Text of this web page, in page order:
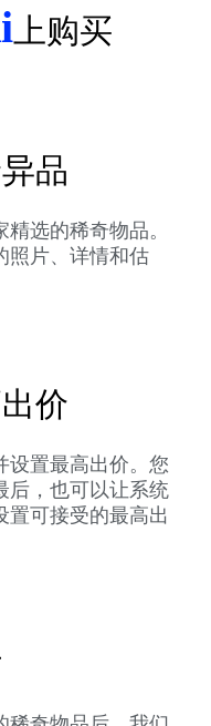
上购买
品
选的稀奇物品。
照片、详情和估
价
设置最高出价。您
后，也可以让系统
置可接受的最高出